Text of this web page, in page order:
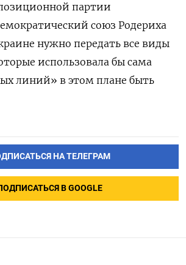
партии
союз Родериха
нужно передать все виды
использовала бы сама
линий» в этом плане быть
НА ТЕЛЕГРАМ
В GOOGLE